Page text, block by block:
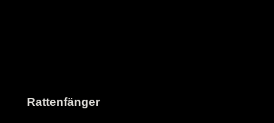
Rattenfänger